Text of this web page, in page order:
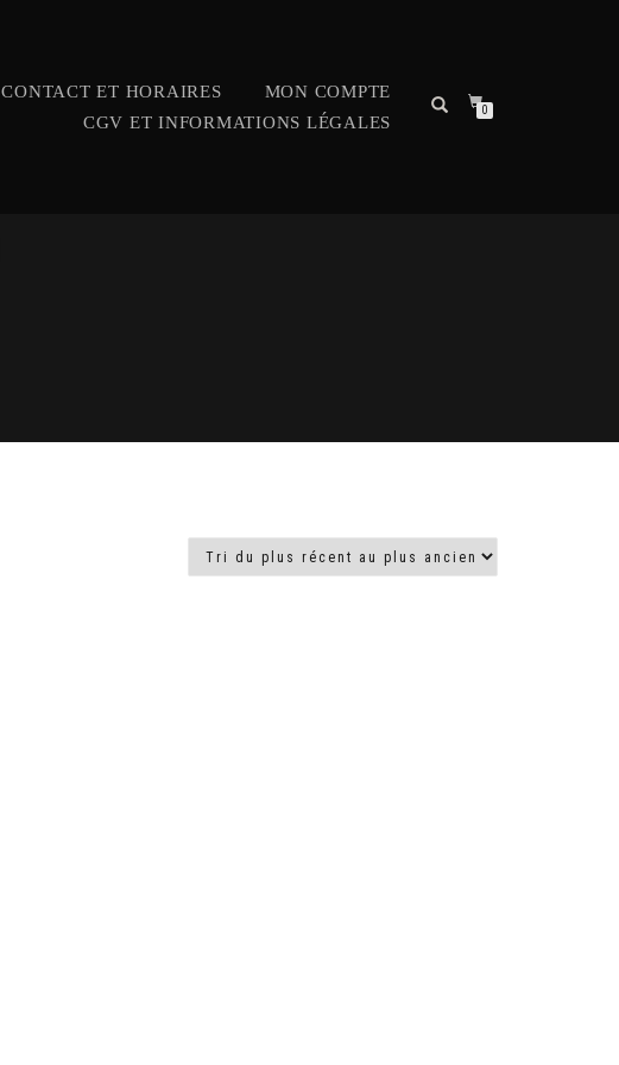
CONTACT ET HORAIRES
MON COMPTE
CGV ET INFORMATIONS LÉGALES
0